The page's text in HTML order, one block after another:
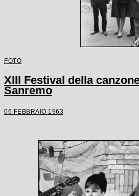
FOTO
XIII Festival della
Sanremo
06 FEBBRAIO 1963